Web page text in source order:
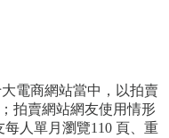
電商網站當中，以拍賣
拍賣網站網友使用情形
人單月瀏覽110 頁、重